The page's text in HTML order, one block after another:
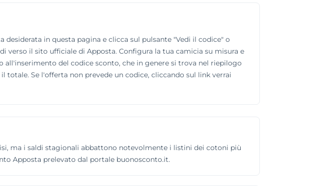
in questa pagina e clicca sul pulsante "Vedi il codice" o
verso il sito ufficiale di Apposta. Configura la tua camicia su misura e
del codice sconto, che in genere si trova nel riepilogo
Se l'offerta non prevede un codice, cliccando sul link verrai
ma i saldi stagionali abbattono notevolmente i listini dei cotoni più
Apposta prelevato dal portale buonosconto.it.